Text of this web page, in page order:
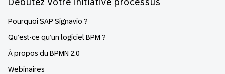
Pourquoi SAP Signavio ?
Qu’est-ce qu’un logiciel BPM ?
À propos du BPMN 2.0
Webinaires